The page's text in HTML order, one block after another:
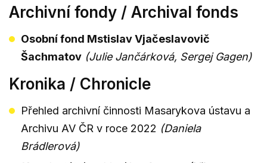
Archivní fondy / Archival fonds
Osobní fond Mstislav Vjačeslavovič
Šachmatov (Julie Jančárková, Sergej Gagen)
Kronika / Chronicle
Přehled archivní činnosti Masarykova ústavu a
Archivu AV ČR v roce 2022 (Daniela
Brádlerová)